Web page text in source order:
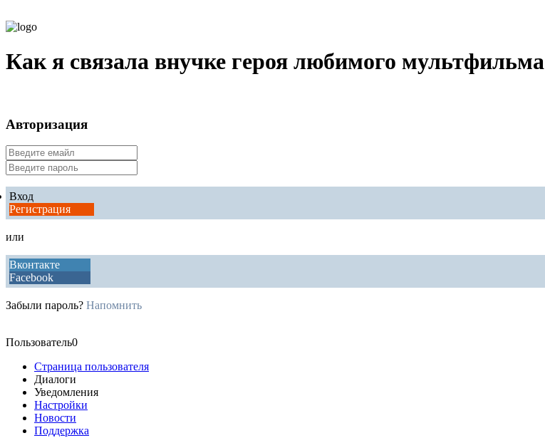
Как я связала внучке героя любимого мультфильма
Авторизация
Вход
Регистрация
или
Вконтакте
Facebook
Забыли пароль? Напомнить
Пользователь0
Страница пользователя
Диалоги
Уведомления
Настройки
Новости
Поддержка